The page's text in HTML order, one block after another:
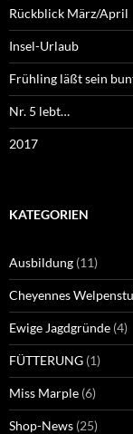
Rückblick März/April
Insel-Urlaub
Frühling läßt sein
Nr. 5 lebt…
2017
KATEGORIEN
Ausbildung (11)
Cheyennes
Ewige Jagdgründe (4)
FÜTTERUNG (1)
Miss Marple (6)
Shop-News (25)